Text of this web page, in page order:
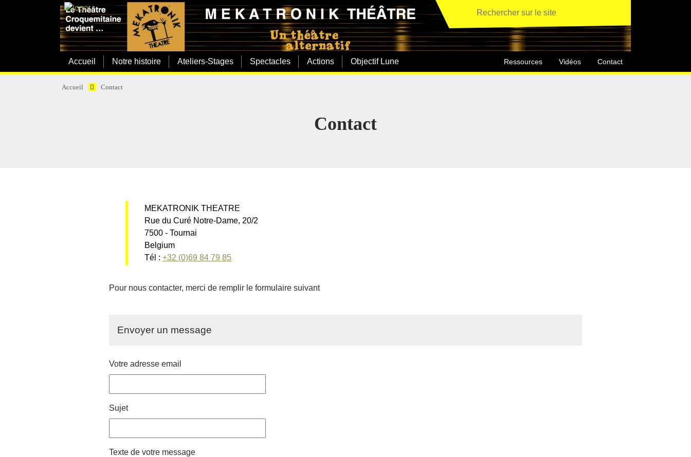
Accueil Notre histoire Ateliers-Stages Spectacles Actions Objectif Lune Ressources Vidéos Contact
Accueil Contact
Contact
MEKATRONIK THEATRE
Rue du Curé Notre-Dame, 20/2
7500 - Tournai
Belgium
Tél : +32 (0)69 84 79 85
Pour nous contacter, merci de remplir le formulaire suivant
Envoyer un message
Votre adresse email
Sujet
Texte de votre message